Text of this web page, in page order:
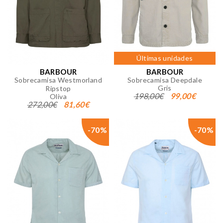
BARBOUR
Sobrecamisa Westmorland
Ripstop
Oliva
272,00€ 81,60€
Últimas unidades
BARBOUR
Sobrecamisa Deepdale
Gris
198,00€ 99,00€
-70% -70%